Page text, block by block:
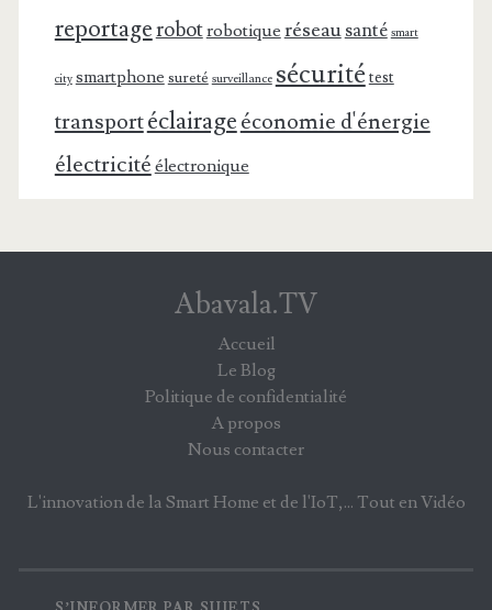
reportagerobotrobotique réseausanté smart
city smartphone sureté surveillance sécuritétest
transportéclairageéconomie d'énergie
électricité électronique
Abavala.TV
Accueil
Le Blog
Politique de confidentialité
A propos
Nous contacter
L'innovation de la Smart Home et de l'IoT,... Tout en Vidéo